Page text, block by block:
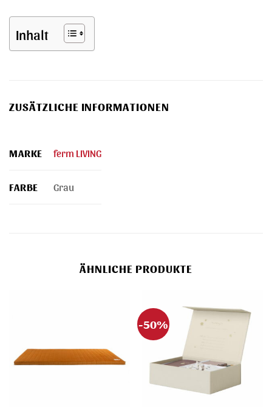
Inhalt
ZUSÄTZLICHE INFORMATIONEN
MARKE ferm LIVING
FARBE Grau
ÄHNLICHE PRODUKTE
-50%